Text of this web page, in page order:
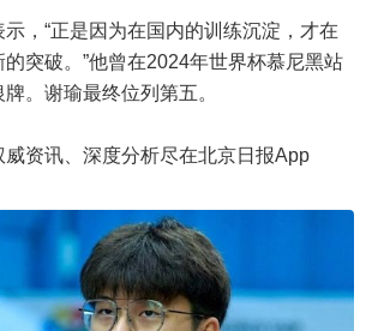
，“正是因为在国内的训练沉淀，才在
突破。”他曾在2024年世界杯慕尼黑站
。谢瑜最终位列第五。
资讯、深度分析尽在北京日报App